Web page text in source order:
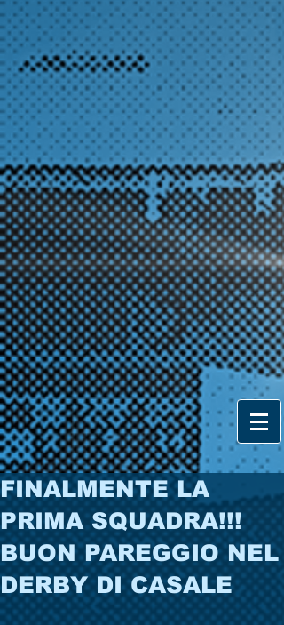
FINALMENTE LA
PRIMA SQUADRA!!!
BUON PAREGGIO NEL
DERBY DI CASALE